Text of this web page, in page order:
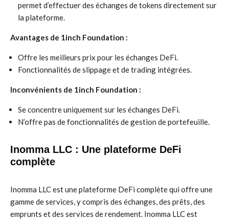
permet d’effectuer des échanges de tokens directement sur
la plateforme.
Avantages de 1inch Foundation :
Offre les meilleurs prix pour les échanges DeFi.
Fonctionnalités de slippage et de trading intégrées.
Inconvénients de 1inch Foundation :
Se concentre uniquement sur les échanges DeFi.
N’offre pas de fonctionnalités de gestion de portefeuille.
Inomma LLC : Une plateforme DeFi
complète
Inomma LLC est une plateforme DeFi complète qui offre une
gamme de services, y compris des échanges, des prêts, des
emprunts et des services de rendement. Inomma LLC est